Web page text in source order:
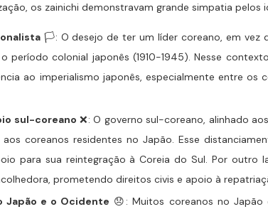
os zainichi demonstravam grande simpatia
🏳️: O desejo de ter um líder coreano, em vez
período colonial japonês (1910-1945). Nesse
ao imperialismo japonês, especialmente entre
sul-coreano ❌: O governo sul-coreano, alinhado
coreanos residentes no Japão. Esse
para sua reintegração à Coreia do Sul. Por
prometendo direitos civis e apoio à
Japão e o Ocidente 😞: Muitos coreanos no Japão